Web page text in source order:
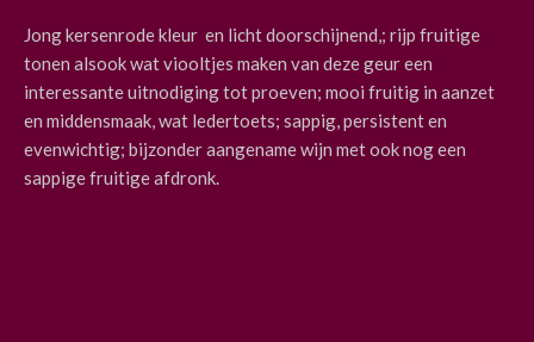
Jong kersenrode kleur en licht doorschijnend,; rijp fruitige
tonen alsook wat viooltjes maken van deze geur een
interessante uitnodiging tot proeven; mooi fruitig in aanzet
en middensmaak, wat ledertoets; sappig, persistent en
evenwichtig; bijzonder aangename wijn met ook nog een
sappige fruitige afdronk.